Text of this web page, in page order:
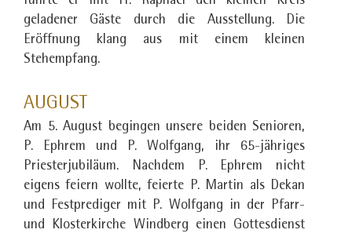
geladener Gäste durch die Ausstellung. Die
Eröffnung klang aus mit einem kleinen
Stehempfang.
AUGUST
Am 5. August begingen unsere beiden Senioren,
P. Ephrem und P. Wolfgang, ihr 65-jähriges
Priesterjubiläum. Nachdem P. Ephrem nicht
eigens feiern wollte, feierte P. Martin als Dekan
und Festprediger mit P. Wolfgang in der Pfarr-
und Klosterkirche Windberg einen Gottesdienst